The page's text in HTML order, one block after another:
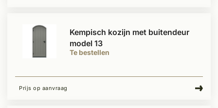
Te bestellen
Kempisch kozijn met buitendeur
model 13
Prijs op aanvraag